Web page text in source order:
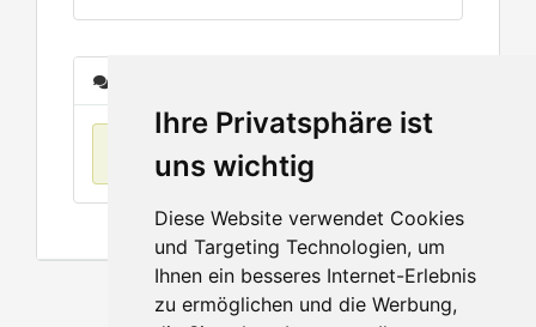
Ihre Privatsphäre ist
uns wichtig
Diese Website verwendet Cookies
und Targeting Technologien, um
Ihnen ein besseres Internet-Erlebnis
zu ermöglichen und die Werbung,